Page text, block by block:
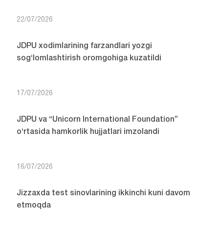
22/07/2026
JDPU xodimlarining farzandlari yozgi
sog‘lomlashtirish oromgohiga kuzatildi
17/07/2026
JDPU va “Unicorn International Foundation”
o‘rtasida hamkorlik hujjatlari imzolandi
16/07/2026
Jizzaxda test sinovlarining ikkinchi kuni davom
etmoqda